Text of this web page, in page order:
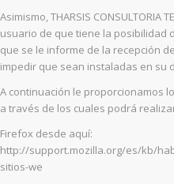
Asimismo, THARSIS CONSULTORIA
usuario de que tiene la posibilidad
que se le informe de la recepción
impedir que sean instaladas en su
A continuación le proporcionamos
a través de los cuales podrá
Firefox desde aquí:
http://support.mozilla.org/es/kb/
sitios-we